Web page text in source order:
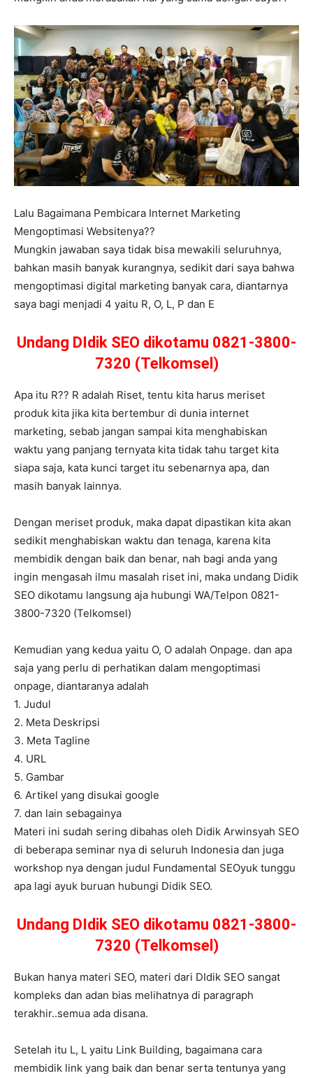
Lalu Bagaimana Pembicara Internet Marketing
Mengoptimasi Websitenya??
Mungkin jawaban saya tidak bisa mewakili seluruhnya,
bahkan masih banyak kurangnya, sedikit dari saya bahwa
mengoptimasi digital marketing banyak cara, diantarnya
saya bagi menjadi 4 yaitu R, O, L, P dan E
Undang DIdik SEO dikotamu 0821-3800-
7320 (Telkomsel)
Apa itu R?? R adalah Riset, tentu kita harus meriset
produk kita jika kita bertembur di dunia internet
marketing, sebab jangan sampai kita menghabiskan
waktu yang panjang ternyata kita tidak tahu target kita
siapa saja, kata kunci target itu sebenarnya apa, dan
masih banyak lainnya.
Dengan meriset produk, maka dapat dipastikan kita akan
sedikit menghabiskan waktu dan tenaga, karena kita
membidik dengan baik dan benar, nah bagi anda yang
ingin mengasah ilmu masalah riset ini, maka undang Didik
SEO dikotamu langsung aja hubungi WA/Telpon 0821-
3800-7320 (Telkomsel)
Kemudian yang kedua yaitu O, O adalah Onpage. dan apa
saja yang perlu di perhatikan dalam mengoptimasi
onpage, diantaranya adalah
1. Judul
2. Meta Deskripsi
3. Meta Tagline
4. URL
5. Gambar
6. Artikel yang disukai google
7. dan lain sebagainya
Materi ini sudah sering dibahas oleh Didik Arwinsyah SEO
di beberapa seminar nya di seluruh Indonesia dan juga
workshop nya dengan judul Fundamental SEOyuk tunggu
apa lagi ayuk buruan hubungi Didik SEO.
Undang DIdik SEO dikotamu 0821-3800-
7320 (Telkomsel)
Bukan hanya materi SEO, materi dari DIdik SEO sangat
kompleks dan adan bias melihatnya di paragraph
terakhir..semua ada disana.
Setelah itu L, L yaitu Link Building, bagaimana cara
membidik link yang baik dan benar serta tentunya yang